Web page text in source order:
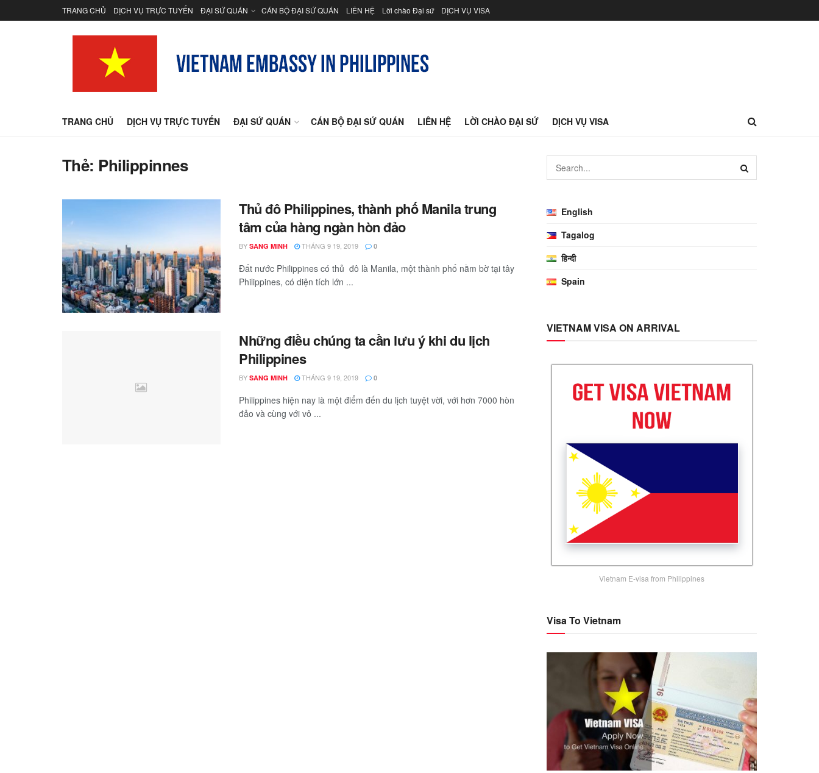
TRANG CHỦ DỊCH VỤ TRỰC TUYẾN ĐẠI SỨ QUÁN CÁN BỘ ĐẠI SỨ QUÁN LIÊN HỆ Lời chào Đại sứ DỊCH VỤ VISA
TRANG CHỦ DỊCH VỤ TRỰC TUYẾN ĐẠI SỨ QUÁN CÁN BỘ ĐẠI SỨ QUÁN LIÊN HỆ LỜI CHÀO ĐẠI SỨ DỊCH VỤ VISA
Thẻ: Philippinnes
Thủ đô Philippines, thành phố Manila trung
tâm của hàng ngàn hòn đảo
BY SANG MINH THÁNG 9 19, 2019 0
Đất nước Philippines có thủ đô là Manila, một thành phố nằm bờ tại tây
Philippines, có diện tích lớn ...
Những điều chúng ta cần lưu ý khi du lịch
Philippines
BY SANG MINH THÁNG 9 19, 2019 0
Philippines hiện nay là một điểm đến du lịch tuyệt vời, với hơn 7000 hòn
đảo và cùng với vô ...
English
Tagalog
हिन्दी
Spain
VIETNAM VISA ON ARRIVAL
Vietnam E-visa from Philippines
Visa To Vietnam